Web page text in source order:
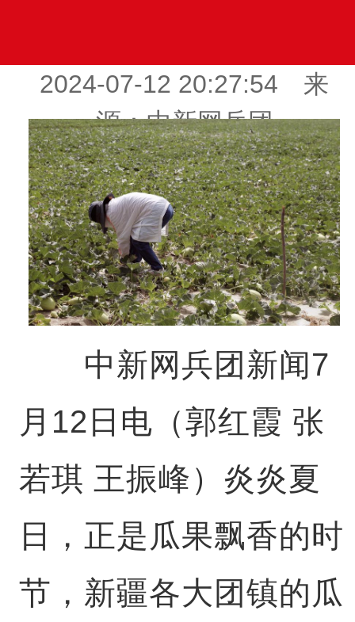
2024-07-12 20:27:54 来
源：中新网兵团
中新网兵团新闻7
月12日电（郭红霞 张
若琪 王振峰）炎炎夏
日，正是瓜果飘香的时
节，新疆各大团镇的瓜